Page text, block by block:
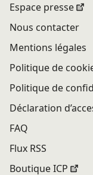
Espace presse
Nous contacter
Mentions légales
Politique de
Politique de
Déclaration
FAQ
Flux RSS
Boutique ICP